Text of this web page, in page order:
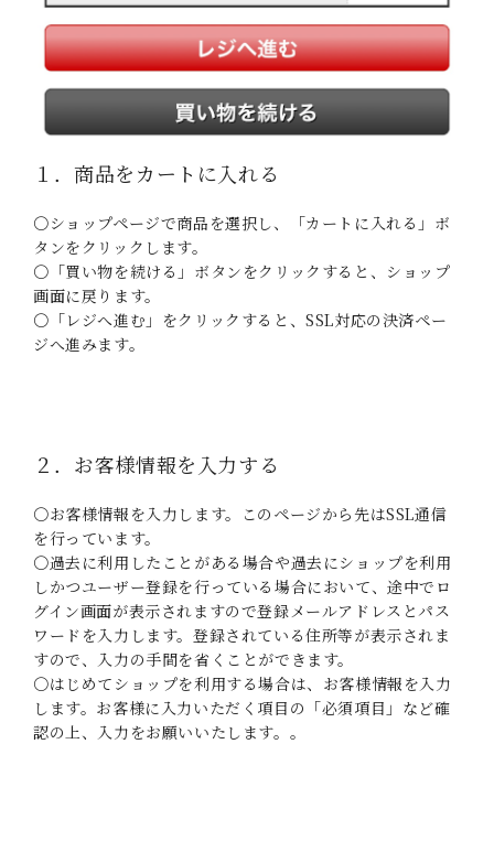
１．商品をカートに入れる
〇ショップページで商品を選択し、「カートに入れる」ボ
タンをクリックします。
〇「買い物を続ける」ボタンをクリックすると、ショップ
画面に戻ります。
〇「レジへ進む」をクリックすると、SSL対応の決済ペー
ジへ進みます。
２．お客様情報を入力する
〇お客様情報を入力します。このページから先はSSL通信
を行っています。
〇過去に利用したことがある場合や過去にショップを利用
しかつユーザー登録を行っている場合において、途中でロ
グイン画面が表示されますので登録メールアドレスとパス
ワードを入力します。登録されている住所等が表示されま
すので、入力の手間を省くことができます。
〇はじめてショップを利用する場合は、お客様情報を入力
します。お客様に入力いただく項目の「必須項目」など確
認の上、入力をお願いいたします。。